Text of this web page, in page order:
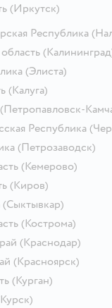
(Иркутск)
Республика
(Элиста)
(Калуга)
(Петропавловск-
Республика
(Петрозаводск)
(Кемерово)
(Киров)
(Сыктывкар)
(Кострома)
(Краснодар)
(Красноярск)
(Курган)